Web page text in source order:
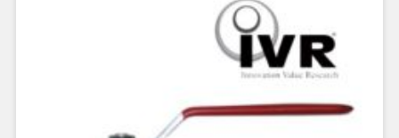
skladom